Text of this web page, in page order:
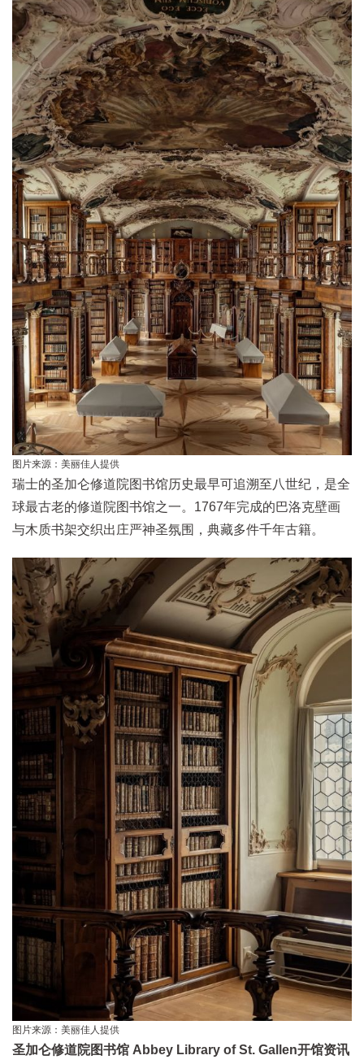
图片来源：美丽佳人提供
瑞士的圣加仑修道院图书馆历史最早可追溯至八世纪，是全
球最古老的修道院图书馆之一。1767年完成的巴洛克壁画
与木质书架交织出庄严神圣氛围，典藏多件千年古籍。
图片来源：美丽佳人提供
圣加仑修道院图书馆 Abbey Library of St. Gallen开馆资讯